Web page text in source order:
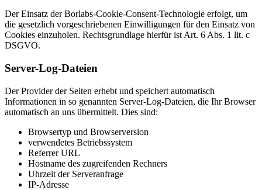
Der Einsatz der Borlabs-Cookie-Consent-Technologie erfolgt, um
die gesetzlich vorgeschriebenen Einwilligungen für den Einsatz von
Cookies einzuholen. Rechtsgrundlage hierfür ist Art. 6 Abs. 1 lit. c
DSGVO.
Server-Log-Dateien
Der Provider der Seiten erhebt und speichert automatisch
Informationen in so genannten Server-Log-Dateien, die Ihr Browser
automatisch an uns übermittelt. Dies sind:
Browsertyp und Browserversion
verwendetes Betriebssystem
Referrer URL
Hostname des zugreifenden Rechners
Uhrzeit der Serveranfrage
IP-Adresse